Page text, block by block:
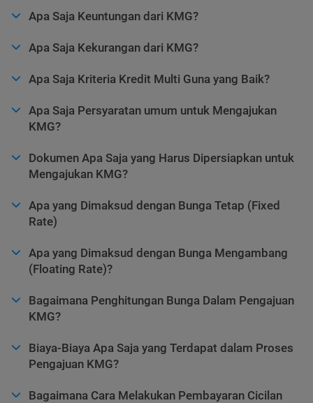
Apa Saja Keuntungan dari KMG?
Apa Saja Kekurangan dari KMG?
Apa Saja Kriteria Kredit Multi Guna yang Baik?
Apa Saja Persyaratan umum untuk Mengajukan
KMG?
Dokumen Apa Saja yang Harus Dipersiapkan untuk
Mengajukan KMG?
Apa yang Dimaksud dengan Bunga Tetap (Fixed
Rate)
Apa yang Dimaksud dengan Bunga Mengambang
(Floating Rate)?
Bagaimana Penghitungan Bunga Dalam Pengajuan
KMG?
Biaya-Biaya Apa Saja yang Terdapat dalam Proses
Pengajuan KMG?
Bagaimana Cara Melakukan Pembayaran Cicilan